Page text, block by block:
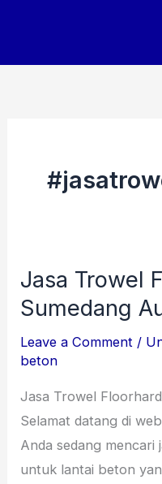
Jasa Trowel
Sumedang
Leave a Comment /
beton
Jasa Trowel
Selamat datang di
Anda sedang
untuk lantai beton
Jasa
Trowel
Sumedang
2026